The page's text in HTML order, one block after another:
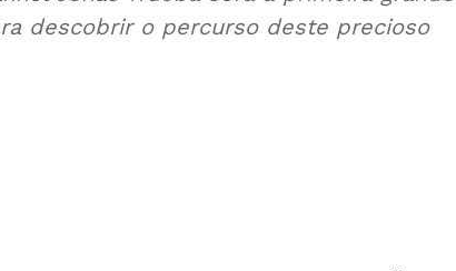
descobrir o percurso deste precioso